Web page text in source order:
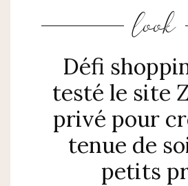
look
Défi
testé le site
privé pour
tenue de
petits